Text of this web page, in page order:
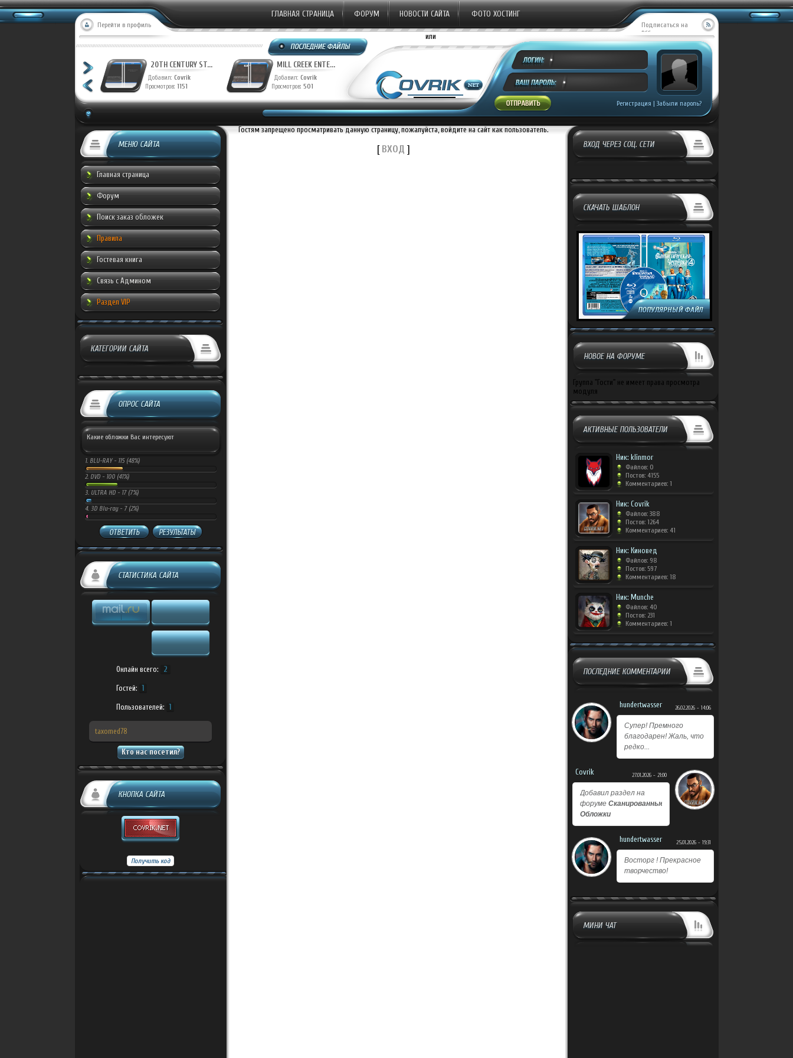
Перейти в профиль
ГЛАВНАЯ СТРАНИЦА ФОРУМ НОВОСТИ САЙТА ФОТО ХОСТИНГ
Подписаться на
RSS
20TH CENTURY ST... 20TH CENTURY ST...
Добавил: Covrik
Просмотров: 1151
MILL CREEK ENTE...
Добавил: Covrik
Просмотров: 501
Регистрация | Забыли пароль?
или
МЕНЮ САЙТА
Главная страница
Форум
Поиск заказ обложек
Правила
Гостевая книга
Связь с Админом
Раздел VIP
КАТЕГОРИИ САЙТА
ОПРОС САЙТА
Какие обложки Вас интересуют
1. BLU-RAY - 115 (48%)
2. DVD - 100 (41%)
3. ULTRA HD - 17 (7%)
4. 3D Blu-ray - 7 (2%)
ОТВЕТИТЬ РЕЗУЛЬТАТЫ
СТАТИСТИКА САЙТА
Онлайн всего: 2
Гостей: 1
Пользователей: 1
taxomed78
Кто нас посетил?
КНОПКА САЙТА
Гостям запрещено просматривать данную страницу, пожалуйста, войдите на сайт как пользователь.
[ВХОД ] ВХОД ЧЕРЕЗ СОЦ. СЕТИ
СКАЧАТЬ ШАБЛОН
НОВОЕ НА ФОРУМЕ
Группа "Гости" не имеет права просмотра
модуля
АКТИВНЫЕ ПОЛЬЗОВАТЕЛИ
Ник: klinmor
Файлов: 0
Постов: 4155
Комментариев: 1
Ник: Covrik
Файлов: 388
Постов: 1264
Комментариев: 41
Ник: Киновед
Файлов: 98
Постов: 597
Комментариев: 18
Ник: Munche
Файлов: 40
Постов: 231
Комментариев: 1
ПОСЛЕДНИЕ КОММЕНТАРИИ
hundertwasser 26.02.2026 - 14:06
Супер! Премного
благодарен! Жаль, что
редко...
Covrik 27.01.2026 - 21:00
Добавил раздел на
форуме Сканированные
Обложки
hundertwasser 25.01.2026 - 19:31
Восторг ! Прекрасное
творчество!
МИНИ ЧАТ